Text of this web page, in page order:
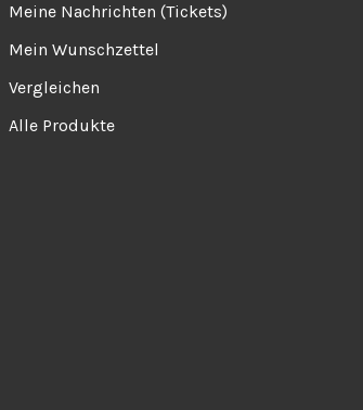
Meine Nachrichten (Tickets)
Mein Wunschzettel
Vergleichen
Alle Produkte